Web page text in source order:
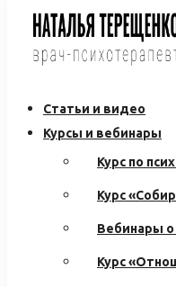
Статьи и видео
Курсы и вебинары
Курс по
Курс
Вебинары
Курс